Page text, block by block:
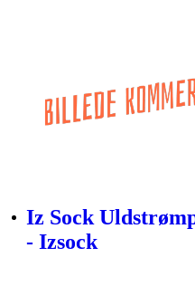
Iz Sock
- Izsock